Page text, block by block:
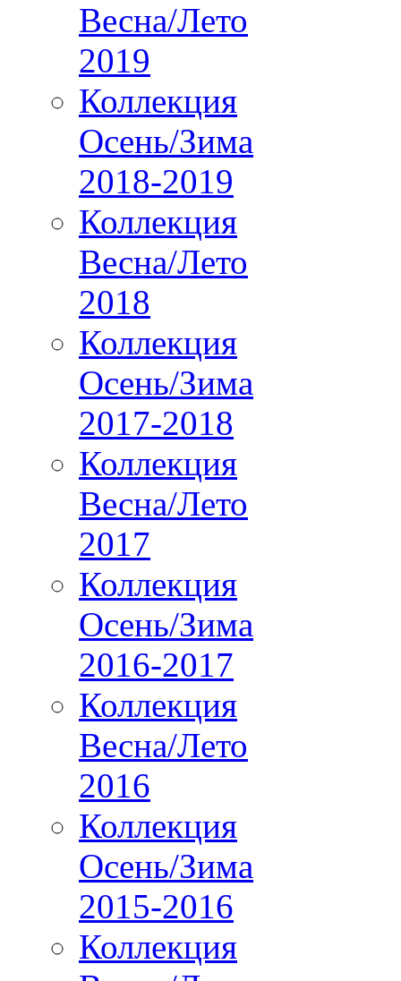
Весна/Лето
2019
Коллекция
Осень/Зима
2018-2019
Коллекция
Весна/Лето
2018
Коллекция
Осень/Зима
2017-2018
Коллекция
Весна/Лето
2017
Коллекция
Осень/Зима
2016-2017
Коллекция
Весна/Лето
2016
Коллекция
Осень/Зима
2015-2016
Коллекция